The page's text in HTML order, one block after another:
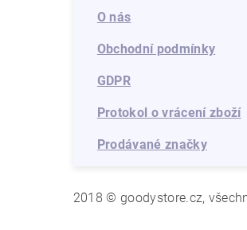
O nás
Obchodní podmínky
GDPR
Protokol o vrácení zboží
Prodávané značky
2018 © goodystore.cz,